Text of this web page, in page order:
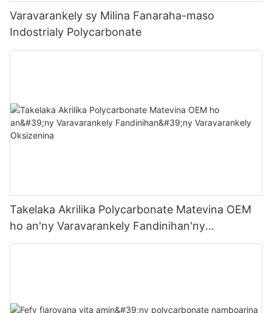
Varavarankely sy Milina Fanaraha-maso
Indostrialy Polycarbonate
Takelaka Akrilika Polycarbonate Matevina OEM
ho an'ny Varavarankely Fandinihan'ny
Varavarankely Oksizenina